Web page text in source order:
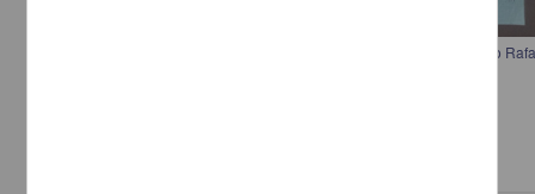
Carta de Emilio Pérez a Francisco I. Madero para saber si su hermano